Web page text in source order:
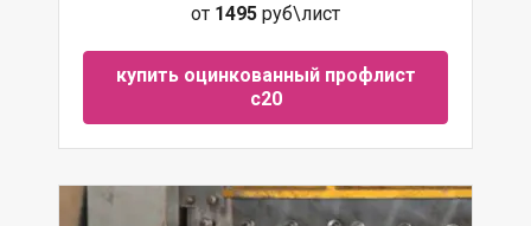
от 1495 руб\лист
купить оцинкованный профлист
с20